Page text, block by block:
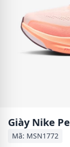
Giày Nike
Mã: MSN1772